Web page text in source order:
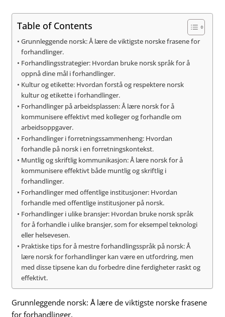
Table of Contents
Grunnleggende norsk: Å lære de viktigste norske frasene for
forhandlinger.
Forhandlingsstrategier: Hvordan bruke norsk språk for å
oppnå dine mål i forhandlinger.
Kultur og etikette: Hvordan forstå og respektere norsk
kultur og etikette i forhandlinger.
Forhandlinger på arbeidsplassen: Å lære norsk for å
kommunisere effektivt med kolleger og forhandle om
arbeidsoppgaver.
Forhandlinger i forretningssammenheng: Hvordan
forhandle på norsk i en forretningskontekst.
Muntlig og skriftlig kommunikasjon: Å lære norsk for å
kommunisere effektivt både muntlig og skriftlig i
forhandlinger.
Forhandlinger med offentlige institusjoner: Hvordan
forhandle med offentlige institusjoner på norsk.
Forhandlinger i ulike bransjer: Hvordan bruke norsk språk
for å forhandle i ulike bransjer, som for eksempel teknologi
eller helsevesen.
Praktiske tips for å mestre forhandlingsspråk på norsk: Å
lære norsk for forhandlinger kan være en utfordring, men
med disse tipsene kan du forbedre dine ferdigheter raskt og
effektivt.
Grunnleggende norsk: Å lære de viktigste norske frasene
for forhandlinger.